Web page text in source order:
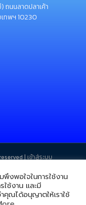
ถนนลาดปลาเค้า
ทพฯ 10230
|เข้าสู่ระบบ
งพอใจในการใช้งาน
ใช้งาน และมี
คุณได้อนุญาตให้เราใช้